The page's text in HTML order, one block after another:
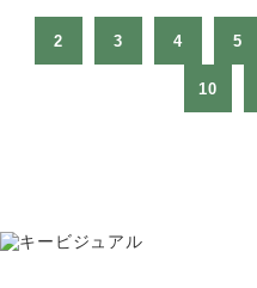
2 3 4 5
10